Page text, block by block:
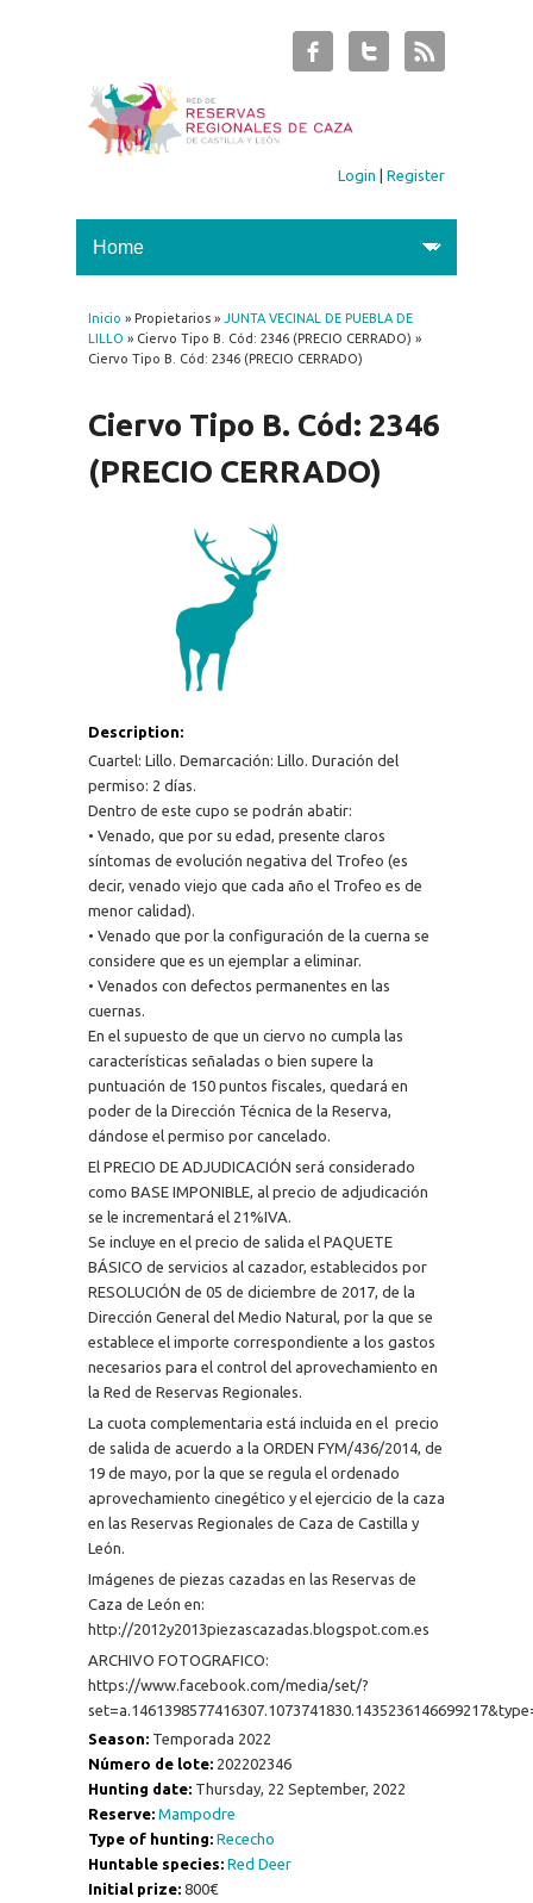
Login |Register
You are here
Inicio » Propietarios » JUNTA VECINAL DE PUEBLA DE
LILLO » Ciervo Tipo B. Cód: 2346 (PRECIO CERRADO) »
Ciervo Tipo B. Cód: 2346 (PRECIO CERRADO)
Ciervo Tipo B. Cód: 2346
(PRECIO CERRADO)
Description:
Cuartel: Lillo. Demarcación: Lillo. Duración del
permiso: 2 días.
Dentro de este cupo se podrán abatir:
• Venado, que por su edad, presente claros
síntomas de evolución negativa del Trofeo (es
decir, venado viejo que cada año el Trofeo es de
menor calidad).
• Venado que por la configuración de la cuerna se
considere que es un ejemplar a eliminar.
• Venados con defectos permanentes en las
cuernas.
En el supuesto de que un ciervo no cumpla las
características señaladas o bien supere la
puntuación de 150 puntos fiscales, quedará en
poder de la Dirección Técnica de la Reserva,
dándose el permiso por cancelado.
El PRECIO DE ADJUDICACIÓN será considerado
como BASE IMPONIBLE, al precio de adjudicación
se le incrementará el 21%IVA.
Se incluye en el precio de salida el PAQUETE
BÁSICO de servicios al cazador, establecidos por
RESOLUCIÓN de 05 de diciembre de 2017, de la
Dirección General del Medio Natural, por la que se
establece el importe correspondiente a los gastos
necesarios para el control del aprovechamiento en
la Red de Reservas Regionales.
La cuota complementaria está incluida en el precio
de salida de acuerdo a la ORDEN FYM/436/2014, de
19 de mayo, por la que se regula el ordenado
aprovechamiento cinegético y el ejercicio de la caza
en las Reservas Regionales de Caza de Castilla y
León.
Imágenes de piezas cazadas en las Reservas de
Caza de León en:
http://2012y2013piezascazadas.blogspot.com.es
ARCHIVO FOTOGRAFICO:
https://www.facebook.com/media/set/?
Season: Temporada 2022
Número de lote: 202202346
Hunting date: Thursday, 22 September, 2022
Reserve: Mampodre
Type of hunting: Rececho
Huntable species: Red Deer
Initial prize: 800€